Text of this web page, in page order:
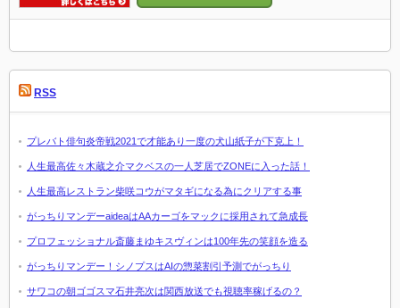
RSS
プレバト俳句炎帝戦2021で才能あり一度の犬山紙子が下克上！
人生最高佐々木蔵之介マクベスの一人芝居でZONEに入った話！
人生最高レストラン柴咲コウがマタギになる為にクリアする事
がっちりマンデーaideaはAAカーゴをマックに採用されて急成長
プロフェッショナル斎藤まゆキスヴィンは100年先の笑顔を造る
がっちりマンデー！シノプスはAIの惣菜割引予測でがっちり
サワコの朝ゴゴスマ石井亮次は関西放送でも視聴率稼げるの？